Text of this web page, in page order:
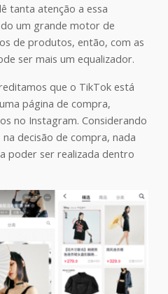
tanta atenção a essa
um grande motor de
de produtos, então, com as
ser mais um equalizador.
que o TikTok está
página de compra,
no Instagram. Considerando
decisão de compra, nada
poder ser realizada dentro